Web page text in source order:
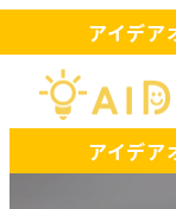
アイデア
アイデア